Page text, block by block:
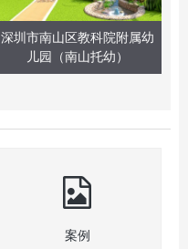
深圳市南山区教科院附属幼
儿园（南山托幼）
案例